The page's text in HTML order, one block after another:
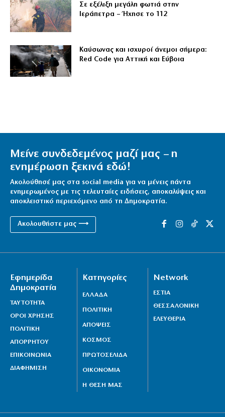
Σε εξέλιξη μεγάλη φωτιά στην
Ιεράπετρα – Ήχησε το 112
Καύσωνας και ισχυροί άνεμοι σήμερα:
Red Code για Αττική και Εύβοια
Μείνε συνδεδεμένος μαζί μας – η
ενημέρωση ξεκινά εδώ!
Ακολούθησέ μας στα social media για να μένεις πάντα
ενημερωμένος με τις τελευταίες ειδήσεις, αποκαλύψεις και
αποκλειστικό περιεχόμενο από τη Δημοκρατία.
Ακολουθήστε μας ⟶
Εφημερίδα
Δημοκρατία
ΤΑΥΤΟΤΗΤΑ
ΟΡΟΙ ΧΡΗΣΗΣ
ΠΟΛΙΤΙΚΗ
ΑΠΟΡΡΗΤΟΥ
ΕΠΙΚΟΙΝΩΝΙΑ
ΔΙΑΦΗΜΙΣΗ
Κατηγορίες
ΕΛΛΑΔΑ
ΠΟΛΙΤΙΚΗ
ΑΠΟΨΕΙΣ
ΚΟΣΜΟΣ
ΠΡΩΤΟΣΕΛΙΔΑ
ΟΙΚΟΝΟΜΙΑ
Η ΘΕΣΗ ΜΑΣ
Network
ΕΣΤΙΑ
ΘΕΣΣΑΛΟΝΙΚΗ
ΕΛΕΥΘΕΡΙΑ